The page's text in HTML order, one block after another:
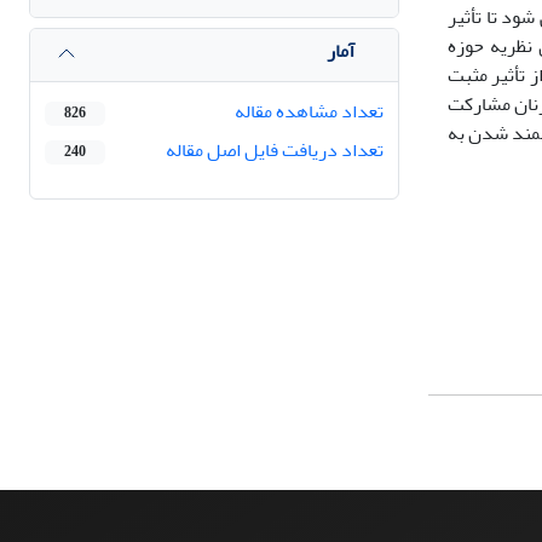
تا تأثیر
حوزه
مثبت
مشارکت
شدن به
آمار
تعداد مشاهده مقاله
826
تعداد دریافت فایل اصل مقاله 240